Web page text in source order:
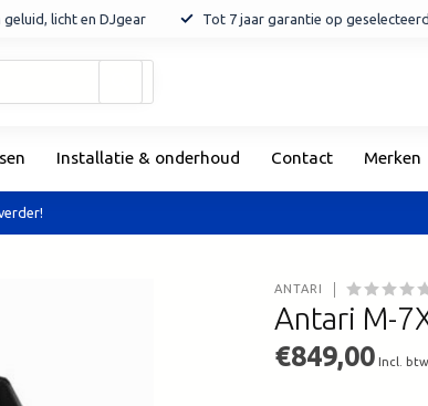
licht en DJgear Tot 7 jaar garantie op
en
een
Installatie & onderhoud Contact Merken
ANTARI
Antari M-
€849,00 Incl. btw